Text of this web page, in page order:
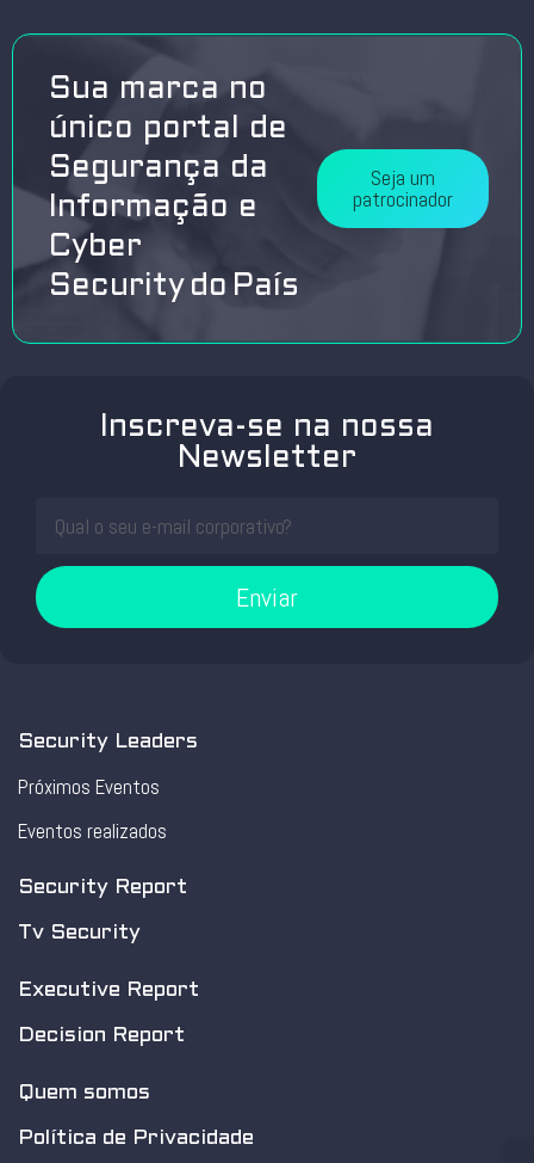
Sua marca no
único portal de
Segurança da
Informação e
Cyber
Security do País
Seja um
patrocinador
Inscreva-se na nossa
Newsletter
Enviar
Security Leaders
Próximos Eventos
Eventos realizados
Security Report
Tv Security
Executive Report
Decision Report
Quem somos
Política de Privacidade